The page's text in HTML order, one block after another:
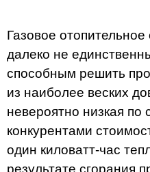
Газовое
далеко не
способным решить
из наиболее веских
невероятно низкая по
конкурентами
один киловатт-час
результате сгорания